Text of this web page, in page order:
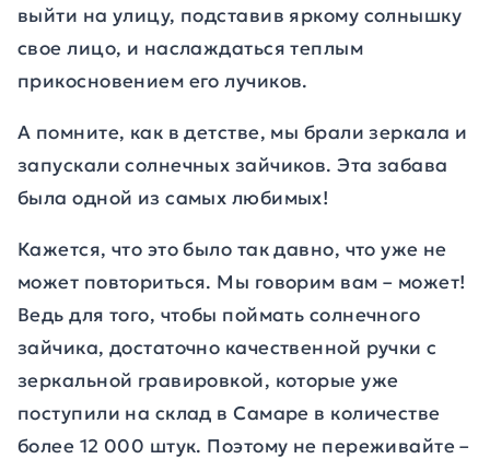
выйти на улицу, подставив яркому солнышку
свое лицо, и наслаждаться теплым
прикосновением его лучиков.
А помните, как в детстве, мы брали зеркала и
запускали солнечных зайчиков. Эта забава
была одной из самых любимых!
Кажется, что это было так давно, что уже не
может повториться. Мы говорим вам – может!
Ведь для того, чтобы поймать солнечного
зайчика, достаточно качественной ручки с
зеркальной гравировкой, которые уже
поступили на склад в Самаре в количестве
более 12 000 штук. Поэтому не переживайте –